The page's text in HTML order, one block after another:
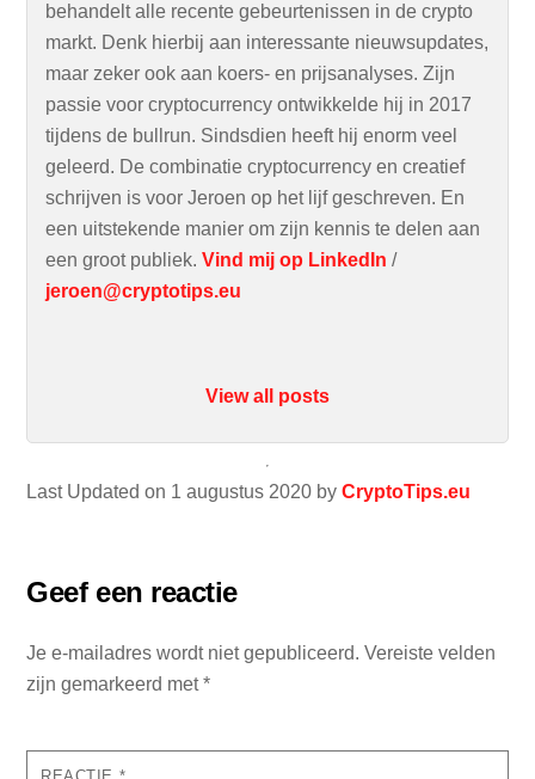
Last Updated on 1 augustus 2020 byCryptoTips.eu
behandelt alle recente gebeurtenissen in de crypto
markt. Denk hierbij aan interessante nieuwsupdates,
maar zeker ook aan koers- en prijsanalyses. Zijn
passie voor cryptocurrency ontwikkelde hij in 2017
tijdens de bullrun. Sindsdien heeft hij enorm veel
geleerd. De combinatie cryptocurrency en creatief
schrijven is voor Jeroen op het lijf geschreven. En
een uitstekende manier om zijn kennis te delen aan
een groot publiek.Vind mij op LinkedIn /
jeroen@cryptotips.eu
View all posts
Geef een reactie
Je e-mailadres wordt niet gepubliceerd. Vereiste velden
zijn gemarkeerd met*